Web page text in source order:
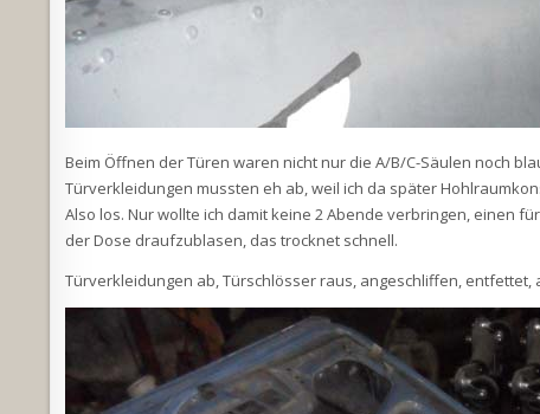
Beim Öffnen der Türen waren nicht nur die A/B/C-Säulen noch
Türverkleidungen mussten eh ab, weil ich da später
Also los. Nur wollte ich damit keine 2 Abende verbringen, einen
der Dose draufzublasen, das trocknet schnell.
Türverkleidungen ab, Türschlösser raus, angeschliffen,